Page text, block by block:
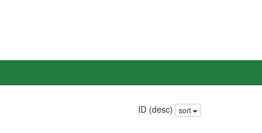
ID (desc) sort